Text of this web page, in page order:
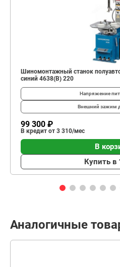
Шиномонтажный станок
синий 4638(B) 220
Напряжение
Внешний зажим
99 300 ₽
В кредит от 3 310/мес
В
Купить в
Аналогичные